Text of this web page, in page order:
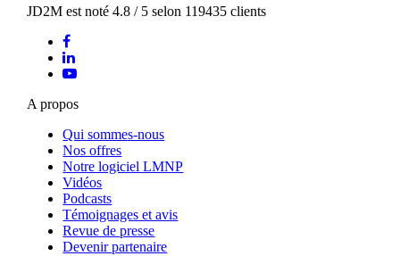
JD2M est noté4.8 / 5 selon 119435 clients
A propos
Qui sommes-nous
Nos offres
Notre logiciel LMNP
Vidéos
Podcasts
Témoignages et avis
Revue de presse
Devenir partenaire